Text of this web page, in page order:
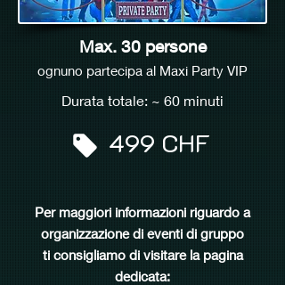
Max. 30 persone
ognuno partecipa al Maxi Party VIP
Durata totale: ~ 60 minuti
499 CHF
Per maggiori informazioni riguardo a
organizzazione di eventi di gruppo
ti consigliamo di visitare la pagina
dedicata: